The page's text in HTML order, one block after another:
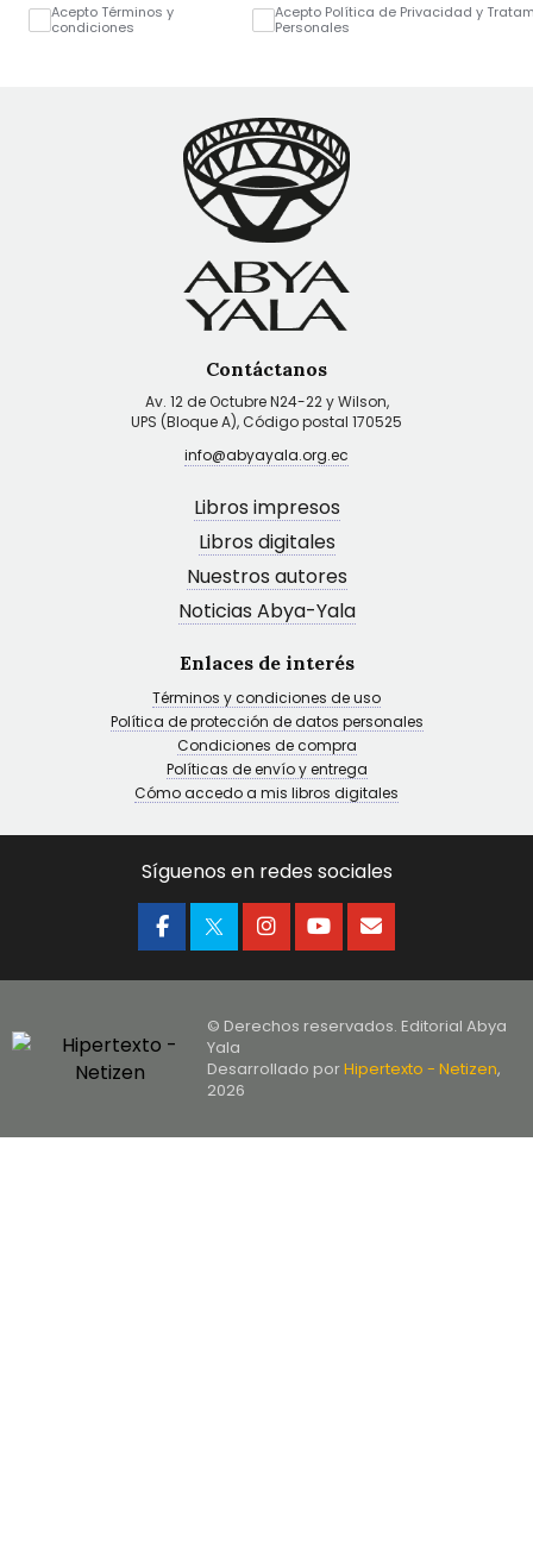
Acepto Términos y
condiciones
Acepto Política de Privacidad y
Personales
Contáctanos
Av. 12 de Octubre N24-22 y Wilson,
UPS (Bloque A), Código postal 170525
info@abyayala.org.ec
Libros impresos
Libros digitales
Nuestros autores
Noticias Abya-Yala
Enlaces de interés
Términos y condiciones de uso
Política de protección de datos personales
Condiciones de compra
Políticas de envío y entrega
Cómo accedo a mis libros digitales
Síguenos en redes sociales
© Derechos reservados. Editorial Abya
Yala
Desarrollado porHipertexto - Netizen,
2026